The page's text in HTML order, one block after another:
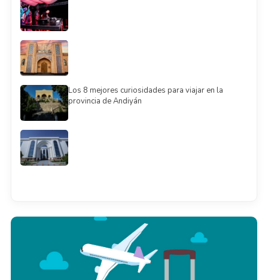
Los 8 mejores curiosidades para viajar en la
provincia de Andiyán